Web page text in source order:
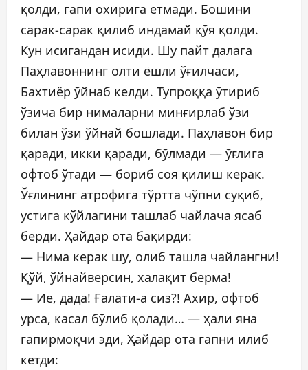
қолди, гапи охирига етмади. Бошини
сарак-сарак қилиб индамай қўя қолди.
Кун исигандан исиди. Шу пайт далага
Паҳлавоннинг олти ёшли ўғилчаси,
Бахтиёр ўйнаб келди. Тупроққа ўтириб
ўзича бир нималарни минғирлаб ўзи
билан ўзи ўйнай бошлади. Паҳлавон бир
қаради, икки қаради, бўлмади — ўғлига
офтоб ўтади — бориб соя қилиш керак.
Ўғлининг атрофига тўртта чўпни суқиб,
устига кўйлагини ташлаб чайлача ясаб
берди. Ҳайдар ота бақирди:
— Нима керак шу, олиб ташла чайлангни!
Қўй, ўйнайверсин, халақит берма!
— Ие, дада! Ғалати-а сиз?! Ахир, офтоб
урса, касал бўлиб қолади… — ҳали яна
гапирмоқчи эди, Ҳайдар ота гапни илиб
кетди: